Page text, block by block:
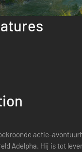
actie-
Adelpha. Hij is tot